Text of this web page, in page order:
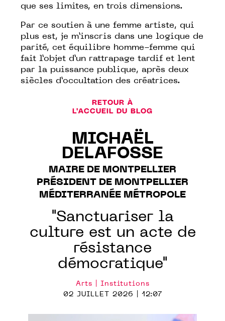
que ses limites, en trois dimensions.
Par ce soutien à une femme artiste, qui
plus est, je m’inscris dans une logique de
parité, cet équilibre homme-femme qui
fait l’objet d’un rattrapage tardif et lent
par la puissance publique, après deux
siècles d’occultation des créatrices.
RETOUR À
L'ACCUEIL DU BLOG
MICHAËL
DELAFOSSE
MAIRE DE MONTPELLIER
PRÉSIDENT DE MONTPELLIER
MÉDITERRANÉE MÉTROPOLE
"Sanctuariser la
culture est un acte de
résistance
démocratique"
Arts | Institutions
02 JUILLET 2026 | 12:07